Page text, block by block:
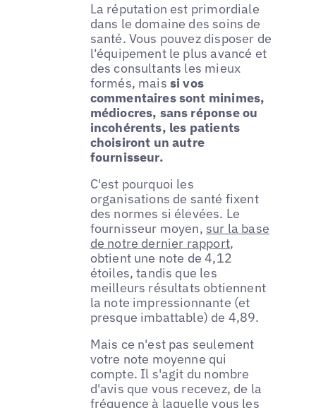
La réputation est primordiale
dans le domaine des soins de
santé. Vous pouvez disposer de
l'équipement le plus avancé et
des consultants les mieux
formés, mais si vos
commentaires sont minimes,
médiocres, sans réponse ou
incohérents, les patients
choisiront un autre
fournisseur.
C'est pourquoi les
organisations de santé fixent
des normes si élevées. Le
fournisseur moyen, sur la base
de notre dernier rapport,
obtient une note de 4,12
étoiles, tandis que les
meilleurs résultats obtiennent
la note impressionnante (et
presque imbattable) de 4,89.
Mais ce n'est pas seulement
votre note moyenne qui
compte. Il s'agit du nombre
d'avis que vous recevez, de la
fréquence à laquelle vous les